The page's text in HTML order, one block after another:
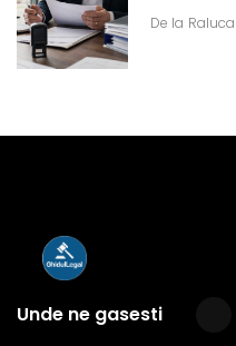
De la
Unde ne gasesti